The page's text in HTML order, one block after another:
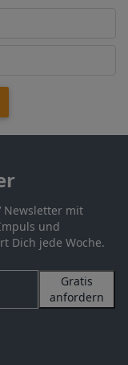
Newsletter mit
und
Dich jede Woche.
Gratis
anfordern